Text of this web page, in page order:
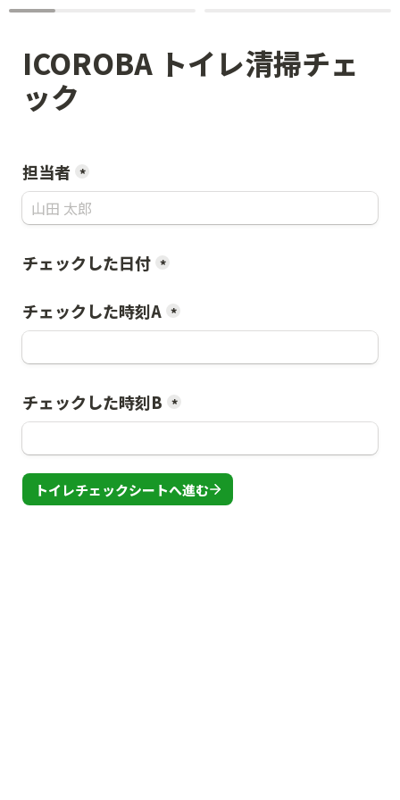
ICOROBA トイレ清掃チェ
ック
担当者 *
チェックした日付 *
チェックした時刻A *
チェックした時刻B *
トイレチェックシートへ進む